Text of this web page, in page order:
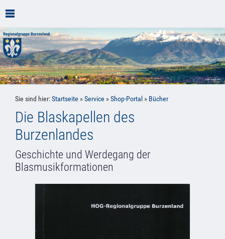
Sie sind hier:Startseite »Service »Shop-Portal » Bücher
Die Blaskapellen des
Burzenlandes
Geschichte und Werdegang der
Blasmusikformationen